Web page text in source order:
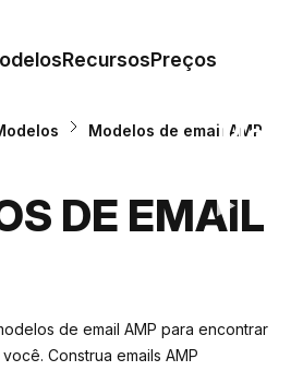
RecursosPreços
Modelos de email AMP
DE EMAIL
de email AMP para encontrar
Construa emails AMP